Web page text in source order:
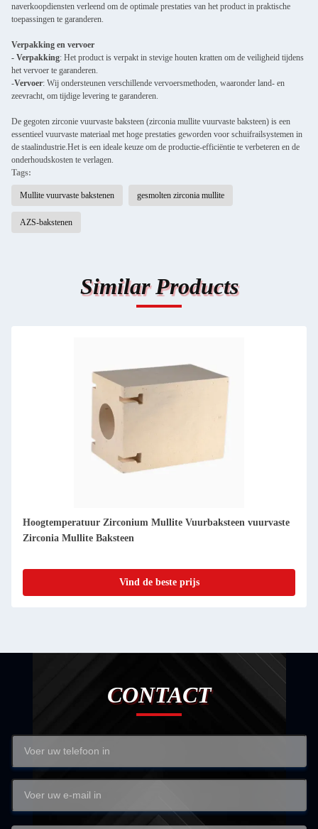
naverkoopdiensten verleend om de optimale prestaties van het product in praktische
toepassingen te garanderen.
Verpakking en vervoer
- Verpakking: Het product is verpakt in stevige houten kratten om de veiligheid tijdens
het vervoer te garanderen.
-Vervoer: Wij ondersteunen verschillende vervoersmethoden, waaronder land- en
zeevracht, om tijdige levering te garanderen.
De gegoten zirconie vuurvaste baksteen (zirconia mullite vuurvaste baksteen) is een
essentieel vuurvaste materiaal met hoge prestaties geworden voor schuifrailsystemen in
de staalindustrie.Het is een ideale keuze om de productie-efficiëntie te verbeteren en de
onderhoudskosten te verlagen.
Tags:
Mullite vuurvaste bakstenen gesmolten zirconia mullite
AZS-bakstenen
Similar Products
Hoogtemperatuur Zirconium Mullite Vuurbaksteen vuurvaste
Zirconia Mullite Baksteen
Vind de beste prijs
CONTACT